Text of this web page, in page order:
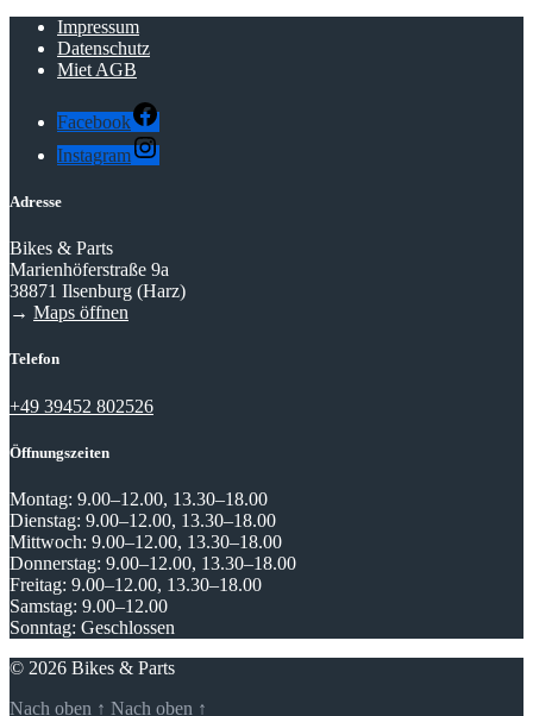
Impressum
Datenschutz
Miet AGB
Facebook
Instagram
Adresse
Bikes & Parts
Marienhöferstraße 9a
38871 Ilsenburg (Harz)
→ Maps öffnen
Telefon
+49 39452 802526
Öffnungszeiten
Montag: 9.00–12.00, 13.30–18.00
Dienstag: 9.00–12.00, 13.30–18.00
Mittwoch: 9.00–12.00, 13.30–18.00
Donnerstag: 9.00–12.00, 13.30–18.00
Freitag: 9.00–12.00, 13.30–18.00
Samstag: 9.00–12.00
Sonntag: Geschlossen
© 2026 Bikes & Parts
Nach oben ↑ Nach oben ↑